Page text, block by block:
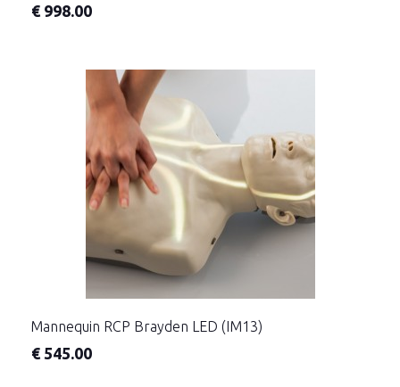
€ 998.00
Mannequin RCP Brayden LED (IM13)
€ 545.00